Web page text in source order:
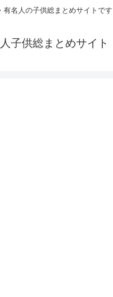
有名人の子供総まとめサイトです
子供総まとめサイト